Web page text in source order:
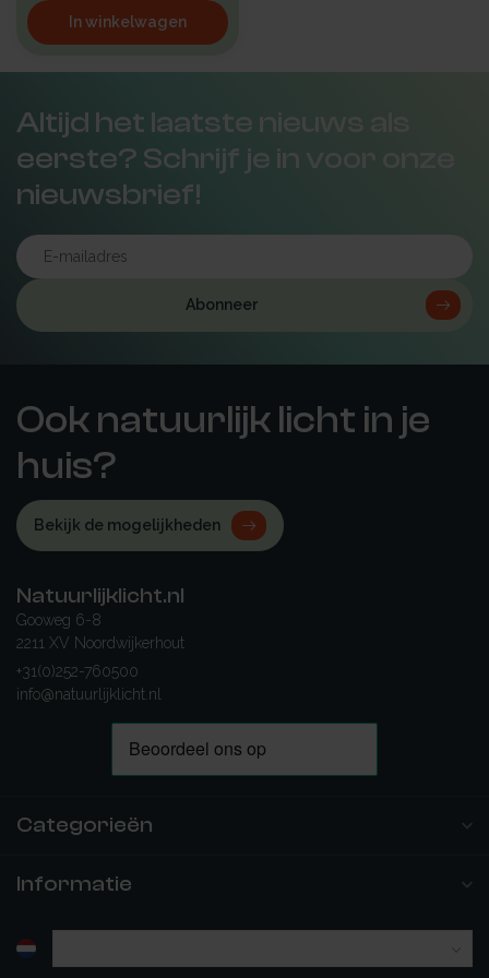
In winkelwagen
Altijd het laatste nieuws als
eerste? Schrijf je in voor onze
nieuwsbrief!
Abonneer
Ook natuurlijk licht in je
huis?
Bekijk de mogelijkheden
Natuurlijklicht.nl
Gooweg 6-8
2211 XV Noordwijkerhout
+31(0)252-760500
info@natuurlijklicht.nl
Categorieën
Informatie